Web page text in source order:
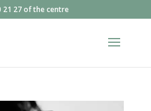
21 27 of the centre